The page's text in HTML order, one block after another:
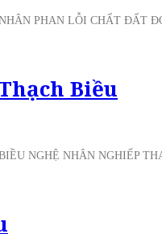
PHAN LỖI CHẤT ĐẤT
Biều
NGHỆ NHÂN NGHIẾP